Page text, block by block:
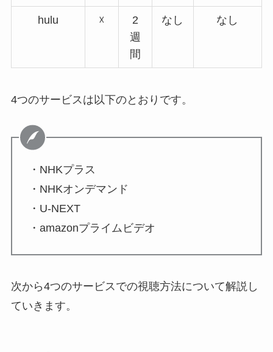
hulu ☓
2
週
間
なし なし
4つのサービスは以下のとおりです。
・NHKプラス
・NHKオンデマンド
・U-NEXT
・amazonプライムビデオ
次から4つのサービスでの視聴方法について解説し
ていきます。